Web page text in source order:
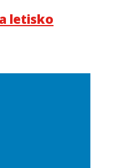
letisko